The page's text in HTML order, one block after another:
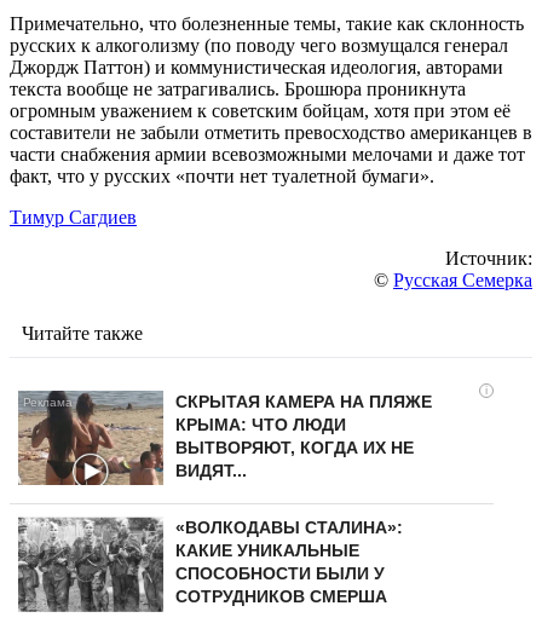
Примечательно, что болезненные темы, такие как склонность
русских к алкоголизму (по поводу чего возмущался генерал
Джордж Паттон) и коммунистическая идеология, авторами
текста вообще не затрагивались. Брошюра проникнута
огромным уважением к советским бойцам, хотя при этом её
составители не забыли отметить превосходство американцев в
части снабжения армии всевозможными мелочами и даже тот
факт, что у русских «почти нет туалетной бумаги».
Тимур Сагдиев
Источник:
© Русская Семерка
Читайте также
i
СКРЫТАЯ КАМЕРА НА ПЛЯЖЕ
КРЫМА: ЧТО ЛЮДИ
ВЫТВОРЯЮТ, КОГДА ИХ НЕ
ВИДЯТ...
«ВОЛКОДАВЫ СТАЛИНА»:
КАКИЕ УНИКАЛЬНЫЕ
СПОСОБНОСТИ БЫЛИ У
СОТРУДНИКОВ СМЕРША